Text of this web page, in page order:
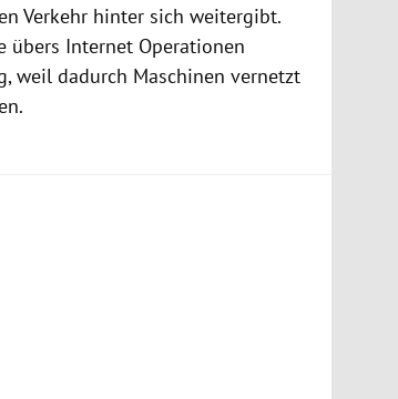
Verkehr hinter sich weitergibt.
übers Internet Operationen
weil dadurch Maschinen vernetzt